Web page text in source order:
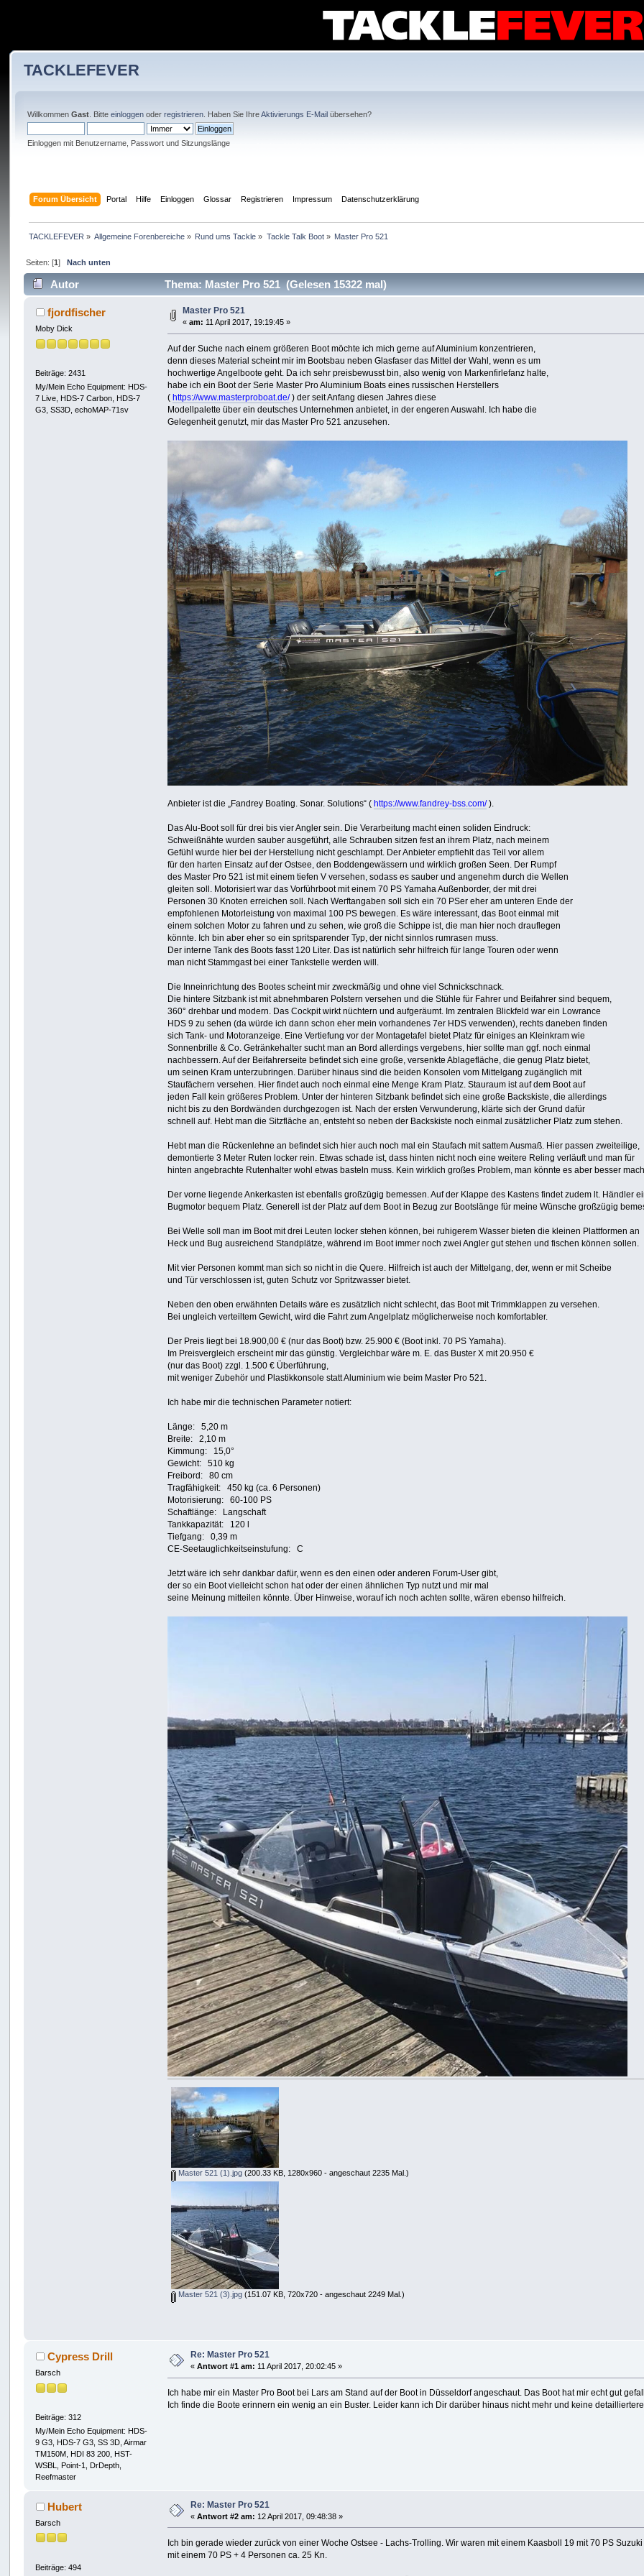
TACKLEFEVER
WillkommenGast . Bitteeinloggen oderregistrieren . Haben Sie IhreAktivierungs E-Mail übersehen?
Einloggen mit Benutzername, Passwort und Sitzungslänge
Forum Übersicht Portal Hilfe Einloggen Glossar Registrieren Impressum Datenschutzerklärung
TACKLEFEVER » Allgemeine Forenbereiche » Rund ums Tackle » Tackle Talk Boot» Master Pro 521
Seiten: [1] Nach unten
Autor Thema: Master Pro 521 (Gelesen 15322 mal)
fjordfischer
Moby Dick
Beiträge: 2431
My/Mein Echo Equipment: HDS-
7 Live, HDS-7 Carbon, HDS-7
G3, SS3D, echoMAP-71sv
Master Pro 521
«am: 11 April 2017, 19:19:45 »
Auf der Suche nach einem größeren Boot möchte ich mich gerne auf Aluminium konzentrieren,
denn dieses Material scheint mir im Bootsbau neben Glasfaser das Mittel der Wahl, wenn es um
hochwertige Angelboote geht. Da ich sehr preisbewusst bin, also wenig von Markenfirlefanz halte,
habe ich ein Boot der Serie Master Pro Aluminium Boats eines russischen Herstellers
( https://www.masterproboat.de/) der seit Anfang diesen Jahres diese
Modellpalette über ein deutsches Unternehmen anbietet, in der engeren Auswahl. Ich habe die
Gelegenheit genutzt, mir das Master Pro 521 anzusehen.
Anbieter ist die „Fandrey Boating. Sonar. Solutions“ ( https://www.fandrey-bss.com/ ).
Das Alu-Boot soll für drei bis vier Angler sein. Die Verarbeitung macht einen soliden Eindruck:
Schweißnähte wurden sauber ausgeführt, alle Schrauben sitzen fest an ihrem Platz, nach meinem
Gefühl wurde hier bei der Herstellung nicht geschlampt. Der Anbieter empfiehlt das Teil vor allem
für den harten Einsatz auf der Ostsee, den Boddengewässern und wirklich großen Seen. Der Rumpf
des Master Pro 521 ist mit einem tiefen V versehen, sodass es sauber und angenehm durch die Wellen
gleiten soll. Motorisiert war das Vorführboot mit einem 70 PS Yamaha Außenborder, der mit drei
Personen 30 Knoten erreichen soll. Nach Werftangaben soll sich ein 70 PSer eher am unteren Ende der
empfohlenen Motorleistung von maximal 100 PS bewegen. Es wäre interessant, das Boot einmal mit
einem solchen Motor zu fahren und zu sehen, wie groß die Schippe ist, die man hier noch drauflegen
könnte. Ich bin aber eher so ein spritsparender Typ, der nicht sinnlos rumrasen muss.
Der interne Tank des Boots fasst 120 Liter. Das ist natürlich sehr hilfreich für lange Touren oder wenn
man nicht Stammgast bei einer Tankstelle werden will.
Die Inneinrichtung des Bootes scheint mir zweckmäßig und ohne viel Schnickschnack.
Die hintere Sitzbank ist mit abnehmbaren Polstern versehen und die Stühle für Fahrer und Beifahrer sind bequem,
360° drehbar und modern. Das Cockpit wirkt nüchtern und aufgeräumt. Im zentralen Blickfeld war ein Lowrance
HDS 9 zu sehen (da würde ich dann schon eher mein vorhandenes 7er HDS verwenden), rechts daneben finden
sich Tank- und Motoranzeige. Eine Vertiefung vor der Montagetafel bietet Platz für einiges an Kleinkram wie
Sonnenbrille & Co. Getränkehalter sucht man an Bord allerdings vergebens, hier sollte man ggf. noch einmal
nachbessern. Auf der Beifahrerseite befindet sich eine große, versenkte Ablagefläche, die genug Platz bietet,
um seinen Kram unterzubringen. Darüber hinaus sind die beiden Konsolen vom Mittelgang zugänglich mit
Staufächern versehen. Hier findet auch noch einmal eine Menge Kram Platz. Stauraum ist auf dem Boot auf
jeden Fall kein größeres Problem. Unter der hinteren Sitzbank befindet sich eine große Backskiste, die allerdings
nicht bis zu den Bordwänden durchgezogen ist. Nach der ersten Verwunderung, klärte sich der Grund dafür
schnell auf. Hebt man die Sitzfläche an, entsteht so neben der Backskiste noch einmal zusätzlicher Platz zum stehen.
Hebt man die Rückenlehne an befindet sich hier auch noch mal ein Staufach mit sattem Ausmaß. Hier passen zweiteilige,
demontierte 3 Meter Ruten locker rein. Etwas schade ist, dass hinten nicht noch eine weitere Reling verläuft und man für
hinten angebrachte Rutenhalter wohl etwas basteln muss. Kein wirklich großes Problem, man könnte es aber besser
Der vorne liegende Ankerkasten ist ebenfalls großzügig bemessen. Auf der Klappe des Kastens findet zudem lt. Händler
Bugmotor bequem Platz. Generell ist der Platz auf dem Boot in Bezug zur Bootslänge für meine Wünsche großzügig
Bei Welle soll man im Boot mit drei Leuten locker stehen können, bei ruhigerem Wasser bieten die kleinen Plattformen an
Heck und Bug ausreichend Standplätze, während im Boot immer noch zwei Angler gut stehen und fischen können sollen.
Mit vier Personen kommt man sich so nicht in die Quere. Hilfreich ist auch der Mittelgang, der, wenn er mit Scheibe
und Tür verschlossen ist, guten Schutz vor Spritzwasser bietet.
Neben den oben erwähnten Details wäre es zusätzlich nicht schlecht, das Boot mit Trimmklappen zu versehen.
Bei ungleich verteiltem Gewicht, wird die Fahrt zum Angelplatz möglicherweise noch komfortabler.
Der Preis liegt bei 18.900,00 € (nur das Boot) bzw. 25.900 € (Boot inkl. 70 PS Yamaha).
Im Preisvergleich erscheint mir das günstig. Vergleichbar wäre m. E. das Buster X mit 20.950 €
(nur das Boot) zzgl. 1.500 € Überführung,
mit weniger Zubehör und Plastikkonsole statt Aluminium wie beim Master Pro 521.
Ich habe mir die technischen Parameter notiert:
Länge: 5,20 m
Breite: 2,10 m
Kimmung: 15,0°
Gewicht: 510 kg
Freibord: 80 cm
Tragfähigkeit: 450 kg (ca. 6 Personen)
Motorisierung: 60-100 PS
Schaftlänge: Langschaft
Tankkapazität: 120 l
Tiefgang: 0,39 m
CE-Seetauglichkeitseinstufung: C
Jetzt wäre ich sehr dankbar dafür, wenn es den einen oder anderen Forum-User gibt,
der so ein Boot vielleicht schon hat oder der einen ähnlichen Typ nutzt und mir mal
seine Meinung mitteilen könnte. Über Hinweise, worauf ich noch achten sollte, wären ebenso hilfreich.
Master 521 (1).jpg (200.33 KB, 1280x960 - angeschaut 2235 Mal.)
Master 521 (3).jpg (151.07 KB, 720x720 - angeschaut 2249 Mal.)
Cypress Drill
Barsch
Beiträge: 312
My/Mein Echo Equipment: HDS-
9 G3, HDS-7 G3, SS 3D, Airmar
TM150M, HDI 83 200, HST-
WSBL, Point-1, DrDepth,
Reefmaster
Re: Master Pro 521
«Antwort #1 am: 11 April 2017, 20:02:45 »
Ich habe mir ein Master Pro Boot bei Lars am Stand auf der Boot in Düsseldorf angeschaut. Das Boot hat mir echt gut
Ich finde die Boote erinnern ein wenig an ein Buster. Leider kann ich Dir darüber hinaus nicht mehr und keine
Hubert
Barsch
Beiträge: 494
Re: Master Pro 521
«Antwort #2 am: 12 April 2017, 09:48:38 »
Ich bin gerade wieder zurück von einer Woche Ostsee - Lachs-Trolling. Wir waren mit einem Kaasboll 19 mit 70 PS
mit einem 70 PS + 4 Personen ca. 25 Kn.